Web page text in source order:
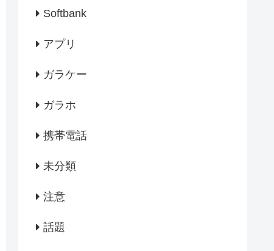
Softbank
アプリ
ガラケー
ガラホ
携帯電話
未分類
注意
話題